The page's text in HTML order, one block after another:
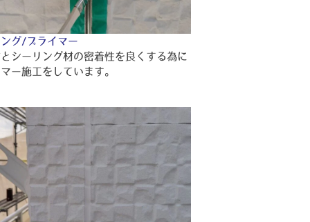
グ/プライマー
シーリング材の密着性を良くする為に
ー施工をしています。